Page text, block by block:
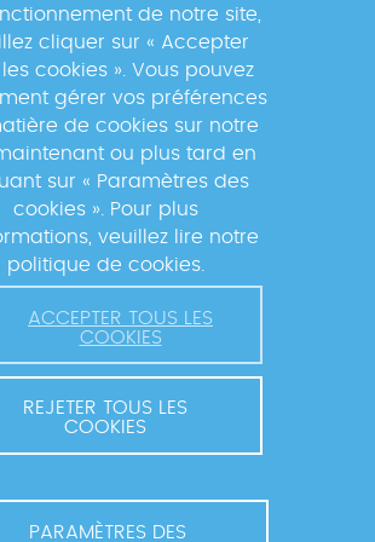
à la newsletter, vos données seront
Mérieux pour vous envoyer des
nos activités et vous informer des
Pour plus d'informations, veuillez
Politique de confidentialité
de notre site,
cliquer sur « Accepter
cookies ». Vous pouvez
gérer vos préférences
de cookies sur notre
ou plus tard en
sur « Paramètres des
cookies ». Pour plus
veuillez lire notre
politique de cookies.
ACCEPTER TOUS LES
COOKIES
REJETER TOUS LES
COOKIES
PARAMÈTRES DES